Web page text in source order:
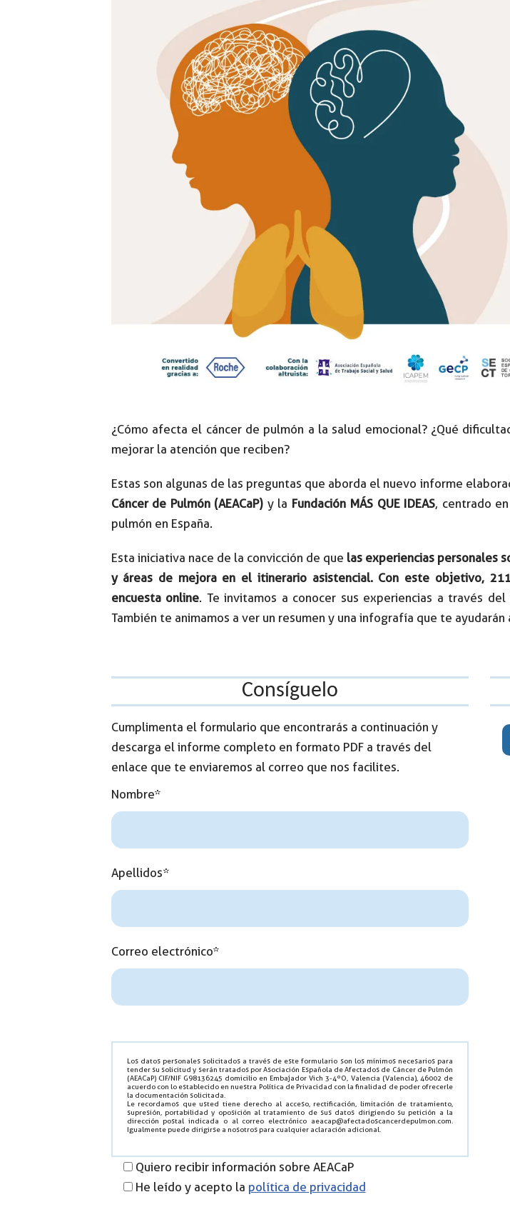
¿Cómo afecta el cáncer de pulmón a la salud emocional? ¿Qué
mejorar la atención que reciben?
Estas son algunas de las preguntas que aborda el nuevo informe
Cáncer de Pulmón (AEACaP) y la Fundación MÁS QUE IDEAS, centrado
pulmón en España.
Esta iniciativa nace de la convicción de que las experiencias personales
y áreas de mejora en el itinerario asistencial. Con este objetivo,
encuesta online. Te invitamos a conocer sus experiencias a través
También te animamos a ver un resumen y una infografía que te
Consíguelo
Cumplimenta el formulario que encontrarás a continuación y
descarga el informe completo en formato PDF a través del
enlace que te enviaremos al correo que nos facilites.
Nombre*
Apellidos*
Correo electrónico*
Los datos personales solicitados a través de este formulario son los mínimos necesarios para
tender su solicitud y serán tratados por Asociación Española de Afectados de Cáncer de Pulmón
(AEACaP) CIF/NIF G98136245 domicilio en Embajador Vich 3-4ºO, Valencia (Valencia), 46002 de
acuerdo con lo establecido en nuestra Política de Privacidad con la finalidad de poder ofrecerle
la documentación solicitada.
Le recordamos que usted tiene derecho al acceso, rectificación, limitación de tratamiento,
supresión, portabilidad y oposición al tratamiento de sus datos dirigiendo su petición a la
dirección postal indicada o al correo electrónico aeacap@afectadoscancerdepulmon.com.
Igualmente puede dirigirse a nosotros para cualquier aclaración adicional.
Quiero recibir información sobre AEACaP
He leído y acepto la política de privacidad